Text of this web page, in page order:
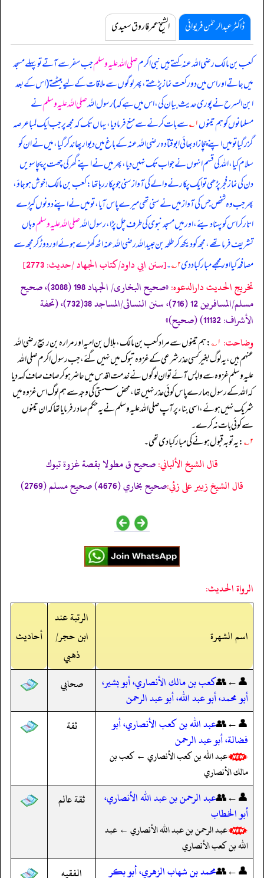
ڈاکٹر عبدالرحمٰن فریوائی الشیخ عمر فاروق سعیدی
کعب بن مالک رضی اللہ عنہ کہتے ہیںنبی اکرمصلی اللہ علیہ وسلمجب سفر سے آتے تو پہلے مسجد
میں جاتے اور اس میں دو رکعت نماز پڑھتے، پھر لوگوں سے ملاقات کے لیے بیٹھتے (اس کے بعد
ابن السرح نے پوری حدیث بیان کی، اس میں ہے کہ) رسول اللہصلی اللہ علیہ وسلمنے
مسلمانوں کو ہم تینوں۱؎ سے بات کرنے سے منع فرما دیا، یہاں تک کہ مجھ پر جب ایک لمبا عرصہ
گزر گیا تو میں اپنے چچا زاد بھائی ابوقتادہ رضی اللہ عنہ کے باغ میں دیوار پھاند کر گیا، میں نے ان کو
سلام کیا، اللہ کی قسم انہوں نے جواب تک نہیں دیا، پھر میں نے اپنے گھر کی چھت پر پچاسویں
دن کی نماز فجر پڑھی تو ایک پکارنے والے کی آواز سنی جو پکار رہا تھا: کعب بن مالک! خوش ہو جاؤ،
پھر جب وہ شخص جس کی آواز میں نے سنی تھی میرے پاس آیا، تو میں نے اپنے دونوں کپڑے
اتار کر اس کو پہنا دیئے، اور میں مسجد نبوی کی طرف چل پڑا، رسول اللہصلی اللہ علیہ وسلموہاں
تشریف فرما تھے، مجھ کو دیکھ کر طلحہ بن عبیداللہ رضی اللہ عنہ اٹھ کھڑے ہوئے اور دوڑ کر مجھ سے
مصافحہ کیا اور مجھے مبارکباد دی۲؎ ۔[سنن ابي داود/كتاب الجهاد /حدیث: 2773]
تخریج الحدیث دارالدعوہ:
«‏‏‏‏صحیح البخاری/ الجہاد 198 (3088)، صحیح
مسلم/المسافرین 12 (716)، سنن النسائی/المساجد 38(732)، (تحفة
الأشراف: 11132) (صحیح)»
وضاحت: ۱؎ : ہم تینوں سے مراد کعب بن مالک، ہلال بن امیہ اور مرارہ بن ربیع رضی اللہ
عنہم ہیں، یہ لوگ بغیر کسی عذر شرعی کے غزوہ تبوک میں نہیں گئے، جب رسول اکرم صلی اللہ
علیہ وسلم غزوہ سے واپس آئے تو ان لوگوں نے خدمت اقدس میں حاضر ہو کر صاف صاف کہہ دیا
کہ اللہ کے رسول ہمارے پاس کوئی عذر نہیں تھا، محض سستی کی وجہ سے ہم لوگ اس غزوہ میں
شریک نہیں ہوئے، اسی بناء پر آپ صلی اللہ علیہ وسلم نے یہ حکم صادر فرمایا تھا کہ ان تینوں
سے کوئی بات نہ کرے۔
۲؎ : یہ توبہ قبول ہونے کی مبارکبادی تھی۔
قال الشيخ الألباني:صحيح ق مطولا بقصة غزوة تبوك
قال الشيخ زبير على زئي:صحيح بخاري (4676) صحيح مسلم (2769)
الرواة الحديث:
اسم الشهرة
الرتبة عند
ابن حجر/
ذهبي
أحاديث
👤←👥كعب بن مالك الأنصاري، أبو بشير،
أبو محمد، أبو عبد الله، أبو عبد الرحمن
صحابي
👤←👥عبد الله بن كعب الأنصاري، أبو
فضالة، أبو عبد الرحمن
عبد الله بن كعب الأنصاري ← كعب بن
مالك الأنصاري
ثقة
👤←👥عبد الرحمن بن عبد الله الأنصاري،
أبو الخطاب
عبد الرحمن بن عبد الله الأنصاري ← عبد
الله بن كعب الأنصاري
ثقة عالم
👤←👥محمد بن شهاب الزهري، أبو بكر الفقيه